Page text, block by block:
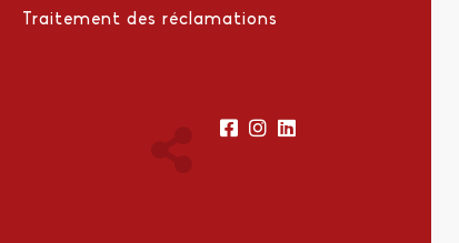
Traitement des réclamations